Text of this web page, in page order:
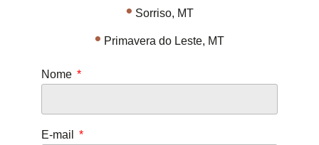
• Sorriso, MT
• Primavera do Leste, MT
Nome
E-mail